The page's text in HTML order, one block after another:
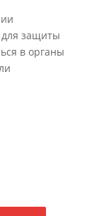
для защиты
в органы